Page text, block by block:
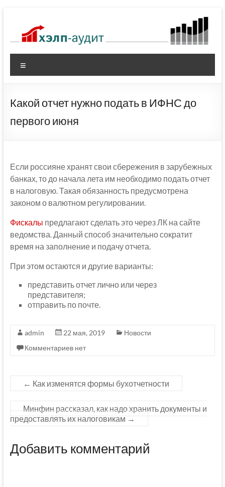
содержимому
Какой отчет нужно подать в ИФНС до
первого июня
Если россияне хранят свои сбережения в зарубежных
банках, то до начала лета им необходимо подать отчет
в налоговую. Такая обязанность предусмотрена
законом о валютном регулировании.
Фискалы предлагают сделать это через ЛК на сайте
ведомства. Данный способ значительно сократит
время на заполнение и подачу отчета.
При этом остаются и другие варианты:
представить отчет лично или через
представителя;
отправить по почте.
admin 22 мая, 2019
Новости
Комментариев нет
← Как изменятся формы бухотчетности
Минфин рассказал, как надо хранить документы и
предоставлять их налоговикам →
Добавить комментарий